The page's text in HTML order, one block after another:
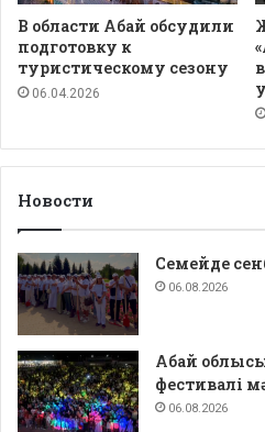
В области Абай обсудили
подготовку к
туристическому сезону
06.04.2026
Новости
Семейде
06.08.2026
Абай
фестивалі
06.08.2026